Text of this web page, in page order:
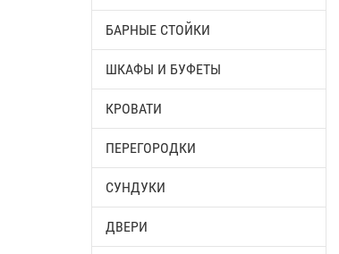
БАРНЫЕ СТОЙКИ
ШКАФЫ И БУФЕТЫ
КРОВАТИ
ПЕРЕГОРОДКИ
СУНДУКИ
ДВЕРИ